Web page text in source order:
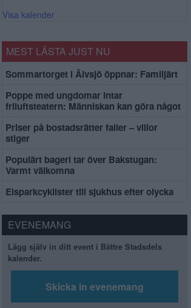
Visa kalender
MEST LÄSTA JUST NU
Sommartorget i Älvsjö öppnar: Familjärt
Poppe med ungdomar intar
friluftsteatern: Människan kan göra något
Priser på bostadsrätter faller – villor
stiger
Populärt bageri tar över Bakstugan:
Varmt välkomna
Elsparkcyklister till sjukhus efter olycka
EVENEMANG
Lägg själv in ditt event i Bättre Stadsdels
kalender.
Skicka in evenemang